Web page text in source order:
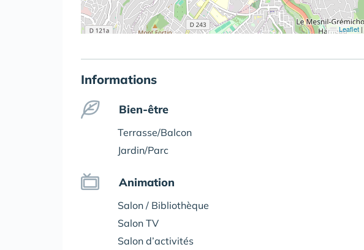
Leaflet |
Informations
Bien-être
Terrasse/Balcon
Jardin/Parc
Animation
Salon / Bibliothèque
Salon TV
Salon d’activités